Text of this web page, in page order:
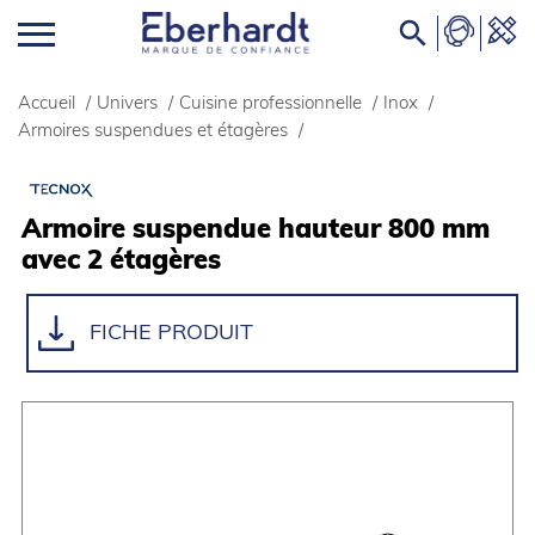

Accueil / Univers / Cuisine professionnelle / Inox /
Armoires suspendues et étagères /
Armoire suspendue hauteur 800 mm
avec 2 étagères
FICHE PRODUIT